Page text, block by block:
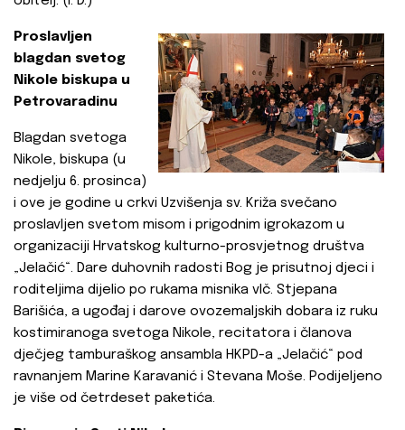
Proslavljen
blagdan svetog
Nikole biskupa u
Petrovaradinu
Blagdan svetoga
Nikole, biskupa (u
nedjelju 6. prosinca)
i ove je godine u crkvi Uzvišenja sv. Križa svečano
proslavljen svetom misom i prigodnim igrokazom u
organizaciji Hrvatskog kulturno-prosvjetnog društva
„Jelačić“. Dare duhovnih radosti Bog je prisutnoj djeci i
roditeljima dijelio po rukama misnika vlč. Stjepana
Barišića, a ugođaj i darove ovozemaljskih dobara iz ruku
kostimiranoga svetoga Nikole, recitatora i članova
dječjeg tamburaškog ansambla HKPD-a „Jelačić“ pod
ravnanjem Marine Karavanić i Stevana Moše. Podijeljeno
je više od četrdeset paketića.